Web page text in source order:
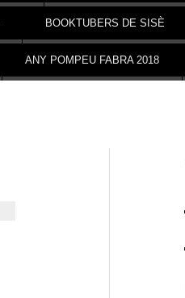
BOOKTUBERS DE SISÈ
ANY POMPEU FABRA 2018